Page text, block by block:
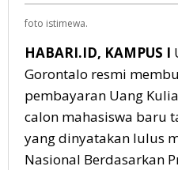
Resmi
foto istimewa.
HABARI.ID, KAMPUS I
Gorontalo resmi
pembayaran Uang
calon mahasiswa baru
yang dinyatakan lulus
Nasional Berdasarkan